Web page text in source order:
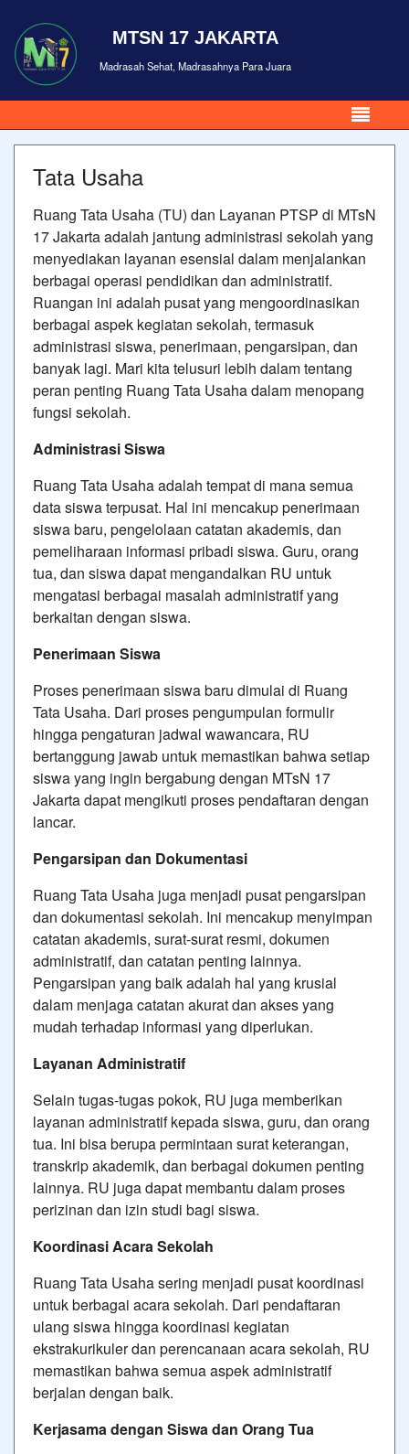
MTSN 17 JAKARTA
Madrasah Sehat, Madrasahnya Para Juara
Tata Usaha
Ruang Tata Usaha (TU) dan Layanan PTSP di MTsN
17 Jakarta adalah jantung administrasi sekolah yang
menyediakan layanan esensial dalam menjalankan
berbagai operasi pendidikan dan administratif.
Ruangan ini adalah pusat yang mengoordinasikan
berbagai aspek kegiatan sekolah, termasuk
administrasi siswa, penerimaan, pengarsipan, dan
banyak lagi. Mari kita telusuri lebih dalam tentang
peran penting Ruang Tata Usaha dalam menopang
fungsi sekolah.
Administrasi Siswa
Ruang Tata Usaha adalah tempat di mana semua
data siswa terpusat. Hal ini mencakup penerimaan
siswa baru, pengelolaan catatan akademis, dan
pemeliharaan informasi pribadi siswa. Guru, orang
tua, dan siswa dapat mengandalkan RU untuk
mengatasi berbagai masalah administratif yang
berkaitan dengan siswa.
Penerimaan Siswa
Proses penerimaan siswa baru dimulai di Ruang
Tata Usaha. Dari proses pengumpulan formulir
hingga pengaturan jadwal wawancara, RU
bertanggung jawab untuk memastikan bahwa setiap
siswa yang ingin bergabung dengan MTsN 17
Jakarta dapat mengikuti proses pendaftaran dengan
lancar.
Pengarsipan dan Dokumentasi
Ruang Tata Usaha juga menjadi pusat pengarsipan
dan dokumentasi sekolah. Ini mencakup menyimpan
catatan akademis, surat-surat resmi, dokumen
administratif, dan catatan penting lainnya.
Pengarsipan yang baik adalah hal yang krusial
dalam menjaga catatan akurat dan akses yang
mudah terhadap informasi yang diperlukan.
Layanan Administratif
Selain tugas-tugas pokok, RU juga memberikan
layanan administratif kepada siswa, guru, dan orang
tua. Ini bisa berupa permintaan surat keterangan,
transkrip akademik, dan berbagai dokumen penting
lainnya. RU juga dapat membantu dalam proses
perizinan dan izin studi bagi siswa.
Koordinasi Acara Sekolah
Ruang Tata Usaha sering menjadi pusat koordinasi
untuk berbagai acara sekolah. Dari pendaftaran
ulang siswa hingga koordinasi kegiatan
ekstrakurikuler dan perencanaan acara sekolah, RU
memastikan bahwa semua aspek administratif
berjalan dengan baik.
Kerjasama dengan Siswa dan Orang Tua